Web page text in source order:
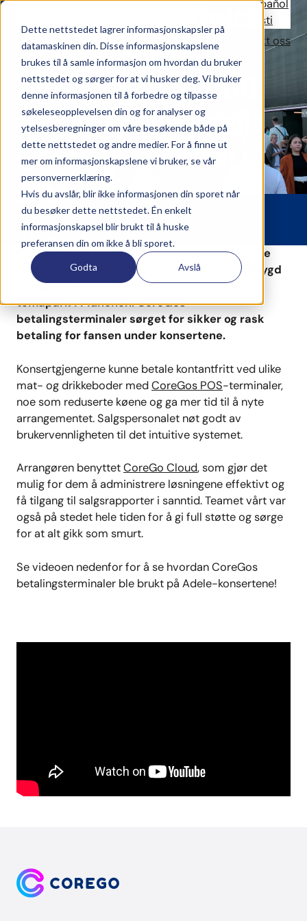
Dette nettstedet lagrer informasjonskapsler på
datamaskinen din. Disse informasjonskapslene
brukes til å samle informasjon om hvordan du bruker
nettstedet og sørger for at vi husker deg. Vi bruker
denne informasjonen til å forbedre og tilpasse
søkeleseopplevelsen din og for analyser og
ytelsesberegninger om våre besøkende både på
dette nettstedet og andre medier. For å finne ut
mer om informasjonskapslene vi bruker, se vår
personvernerklæring.
Hvis du avslår, blir ikke informasjonen din sporet når
du besøker dette nettstedet. Én enkelt
informasjonskapsel blir brukt til å huske
preferansen din om ikke å bli sporet.
Godta Avslå
Español
Eesti
Løsninger
Referanser Nyheter Om CoreGo Kontakt oss
CoreGo på Adele i
München – 10
konserter, 730 000
fans og hundretalls
CoreGo-enheter i
bruk
Publisert 24.4.2025
1 minutters lesetid
I august 2024 spilte Adele, den verdenskjente
britiske sangeren, 10 konserter i en spesialbygd
popup-arena med en tilstøtende Adele-
temapark i München. CoreGos
betalingsterminaler sørget for sikker og rask
betaling for fansen under konsertene.
Konsertgjengerne kunne betale kontantfritt ved ulike
mat- og drikkeboder medCoreGos POS-terminaler,
noe som reduserte køene og ga mer tid til å nyte
arrangementet. Salgspersonalet nøt godt av
brukervennligheten til det intuitive systemet.
Arrangøren benyttetCoreGo Cloud, som gjør det
mulig for dem å administrere løsningene effektivt og
få tilgang til salgsrapporter i sanntid. Teamet vårt var
også på stedet hele tiden for å gi full støtte og sørge
for at alt gikk som smurt.
Se videoen nedenfor for å se hvordan CoreGos
betalingsterminaler ble brukt på Adele-konsertene!